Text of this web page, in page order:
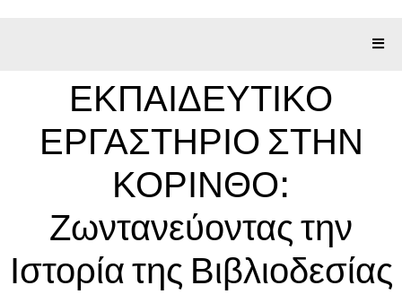
ΕΚΠΑΙΔΕΥΤΙΚΟ
ΕΡΓΑΣΤΗΡΙΟ ΣΤΗΝ
ΚΟΡΙΝΘΟ:
Ζωντανεύοντας την
Ιστορία της Βιβλιοδεσίας